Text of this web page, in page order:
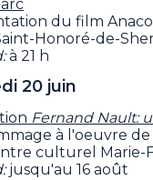
du film
Honoré-de-
à 21 h
20 juin
Fernand Nault:
à l'oeuvre
culturel Marie-
jusqu'au 16 août